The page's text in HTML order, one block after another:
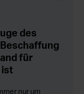
des
für
nur um